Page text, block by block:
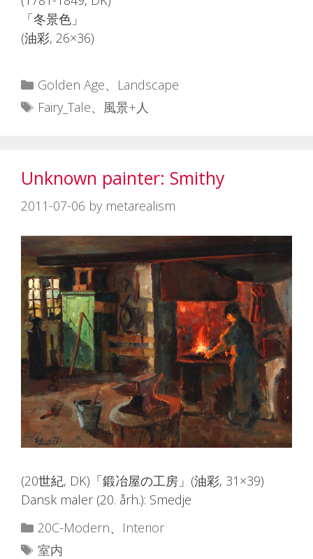
「冬景色」
(油彩, 26×36)
カ
テ
Golden Age、 Landscape
タ
Fairy_Tale、 風景+人
Unknown painter: Smithy
2011-07-06 by metarealism
(20世紀, DK)「鍛冶屋の工房」(油彩, 31×39)
Dansk maler (20. årh.): Smedje
カ
テ
20C-Modern、 Interior
タ
室内